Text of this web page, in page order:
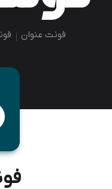
فونت عنوان